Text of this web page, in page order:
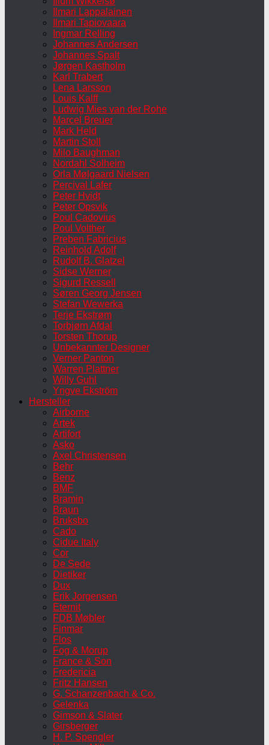
Ilmari Lappalainen
Ilmari Tapiovaara
Ingmar Relling
Johannes Andersen
Johannes Spalt
Jørgen Kastholm
Karl Trabert
Lena Larsson
Louis Kalff
Ludwig Mies van der Rohe
Marcel Breuer
Mark Held
Martin Stoll
Milo Baughman
Nordahl Solheim
Orla Mølgaard Nielsen
Percival Lafer
Peter Hvidt
Peter Opsvik
Poul Cadovius
Poul Volther
Preben Fabricius
Reinhold Adolf
Rudolf B. Glatzel
Sidse Werner
Sigurd Ressell
Søren Georg Jensen
Stefan Wewerka
Terje Ekstrøm
Torbjørn Afdal
Torsten Thorup
Unbekannter Designer
Verner Panton
Warren Plattner
Willy Guhl
Yngve Ekström
Hersteller
Airborne
Artek
Artifort
Asko
Axel Christensen
Behr
Benz
BMF
Bramin
Braun
Bruksbo
Cado
Cidue Italy
Cor
De Sede
Dietiker
Dux
Erik Jorgensen
Eternit
FDB Møbler
Finmar
Flos
Fog & Morup
France & Son
Fredericia
Fritz Hansen
G. Schanzenbach & Co.
Gelenka
Gimson & Slater
Girsberger
H. P. Spengler